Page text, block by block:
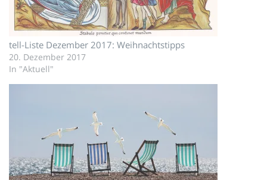
tell-Liste Dezember 2017: Weihnachtstipps
20. Dezember 2017
In "Aktuell"